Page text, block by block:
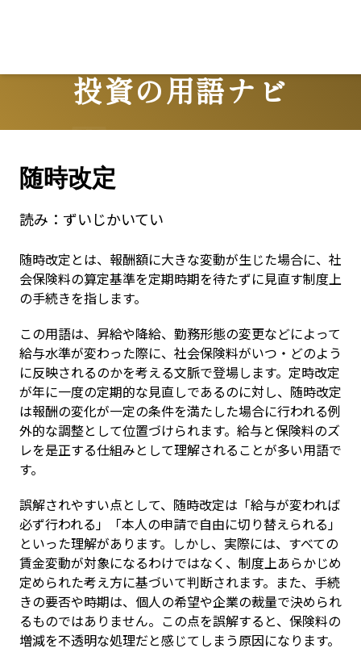
投資の用語ナビ
Terms
随時改定
読み： ずいじかいてい
随時改定とは、報酬額に大きな変動が生じた場合に、社
会保険料の算定基準を定期時期を待たずに見直す制度上
の手続きを指します。
この用語は、昇給や降給、勤務形態の変更などによって
給与水準が変わった際に、社会保険料がいつ・どのよう
に反映されるのかを考える文脈で登場します。定時改定
が年に一度の定期的な見直しであるのに対し、随時改定
は報酬の変化が一定の条件を満たした場合に行われる例
外的な調整として位置づけられます。給与と保険料のズ
レを是正する仕組みとして理解されることが多い用語で
す。
誤解されやすい点として、随時改定は「給与が変われば
必ず行われる」「本人の申請で自由に切り替えられる」
といった理解があります。しかし、実際には、すべての
賃金変動が対象になるわけではなく、制度上あらかじめ
定められた考え方に基づいて判断されます。また、手続
きの要否や時期は、個人の希望や企業の裁量で決められ
るものではありません。この点を誤解すると、保険料の
増減を不透明な処理だと感じてしまう原因になります。